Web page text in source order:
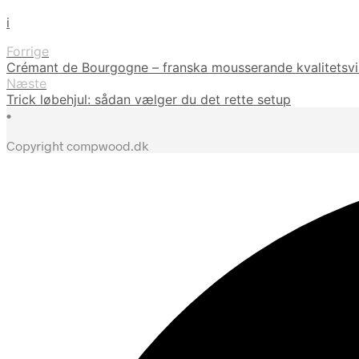
i
Forrige
Crémant de Bourgogne – franska mousserande
Næste
Trick løbehjul: sådan vælger du det rette setup
•
Copyright compwood.dk